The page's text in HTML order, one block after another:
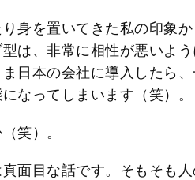
身を置いてきた私の印象
は、非常に相性が悪いよ
日本の会社に導入したら
なってしまいます（笑）。
笑）。
面目な話です。そもそも